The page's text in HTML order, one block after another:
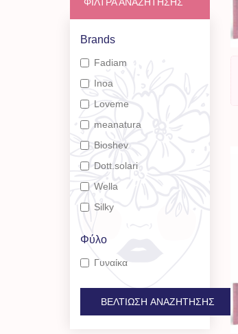
Brands
Fadiam
Inoa
Loveme
meanatura
Bioshev
Dott.solari
Wella
Silky
Φύλο
Γυναίκα
ΒΕΛΤΊΩΣΗ ΑΝΑΖΉΤΗΣΗΣ